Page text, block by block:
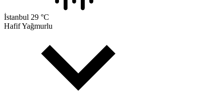
İstanbul 29 °C
Hafif Yağmurlu